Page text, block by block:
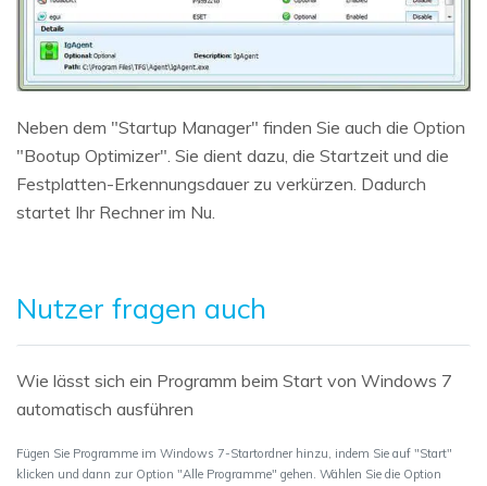
Neben dem "Startup Manager" finden Sie auch die Option
"Bootup Optimizer". Sie dient dazu, die Startzeit und die
Festplatten-Erkennungsdauer zu verkürzen. Dadurch
startet Ihr Rechner im Nu.
Nutzer fragen auch
Wie lässt sich ein Programm beim Start von Windows 7
automatisch ausführen
Fügen Sie Programme im Windows 7-Startordner hinzu, indem Sie auf "Start"
klicken und dann zur Option "Alle Programme" gehen. Wählen Sie die Option